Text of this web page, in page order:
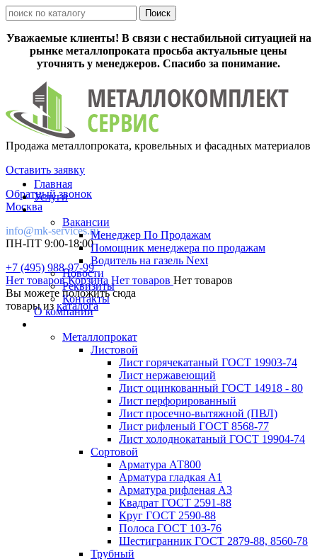
Уважаемые клиенты! В связи с нестабильной ситуацией на
рынке металлопроката просьба актуальные цены
уточнять у менеджеров. Спасибо за понимание.
Продажа металлопроката, кровельных и фасадных материалов
Оставить заявку
Обратный звонок
Москва
info@mk-services.ru
ПН-ПТ 9:00-18:00
+7 (495) 988-97-99
Нет товаровКорзина Нет товаров Нет товаров
Вы можете положить сюда
товары из каталога
Главная
Услуги
Вакансии
Менеджер По Продажам
Помощник менеджера по продажам
Водитель на газель Next
Новости
Реквизиты
Контакты
О компании
Металлопрокат
Листовой
Лист горячекатаный ГОСТ 19903-74
Лист нержавеющий
Лист оцинкованный ГОСТ 14918 - 80
Лист перфорированный
Лист просечно-вытяжной (ПВЛ)
Лист рифленый ГОСТ 8568-77
Лист холоднокатаный ГОСТ 19904-74
Сортовой
Арматура АТ800
Арматура гладкая А1
Арматура рифленая А3
Квадрат ГОСТ 2591-88
Круг ГОСТ 2590-88
Полоса ГОСТ 103-76
Шестигранник ГОСТ 2879-88, 8560-78
Трубный